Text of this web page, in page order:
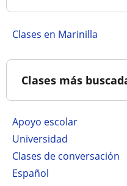
Clases en Marinilla
Clases más
Apoyo escolar
Universidad
Clases de conversación
Español